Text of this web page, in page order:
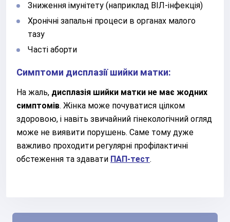
Зниження імунітету (наприклад ВІЛ-інфекція)
Хронічні запальні процеси в органах малого
тазу
Часті аборти
Симптоми дисплазії шийки матки:
На жаль, дисплазія шийки матки не має жодних
симптомів. Жінка може почуватися цілком
здоровою, і навіть звичайний гінекологічний огляд
може не виявити порушень. Саме тому дуже
важливо проходити регулярні профілактичні
обстеження та здавати ПАП-тест.